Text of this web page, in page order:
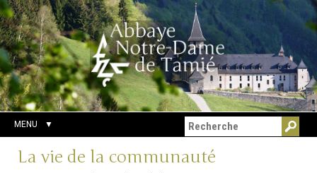
Aller
au
contenu.
|
Aller
à
la
navigation
Outils
personnels
Chercher par
Recherche
avancée…
MENU
Navigation
La vie de la communauté